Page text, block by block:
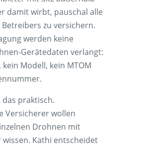
damit wirbt, pauschal alle
zu versichern.
werden keine
Gerätedaten verlangt:
Modell, kein MTOM
praktisch.
Versicherer wollen
Drohnen mit
Kathi entscheidet